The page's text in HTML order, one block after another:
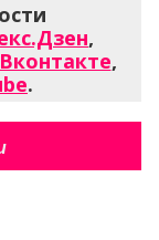
,
Вконтакте,
.